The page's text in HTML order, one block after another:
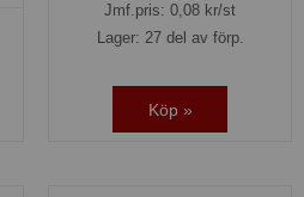
Jmf.pris: 0,08 kr/st
Lager: 27 del av förp.
Köp »